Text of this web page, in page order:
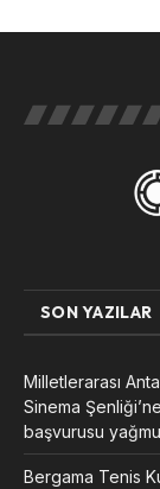
SON YAZILAR
Milletlerarası
Sinema
başvurusu
Bergama Tenis